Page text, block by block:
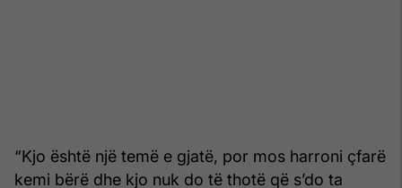
“Kjo është një temë e gjatë, por mos harroni çfarë
kemi bërë dhe kjo nuk do të thotë që s’do ta